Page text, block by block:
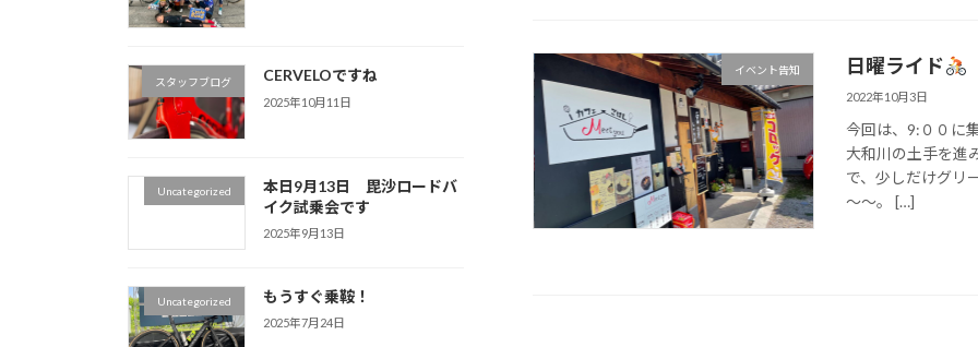
イベント告知 日曜ライド
2022年10月3日
今回は、9:００に
大和川の土手を進
で、少しだけグリ
～～。 […]
スタッフブログ CERVELOですね
2025年10月11日
Uncategorized
本日9月13日 毘沙ロードバ
イク試乗会です
2025年9月13日
Uncategorized もうすぐ乗鞍！
2025年7月24日